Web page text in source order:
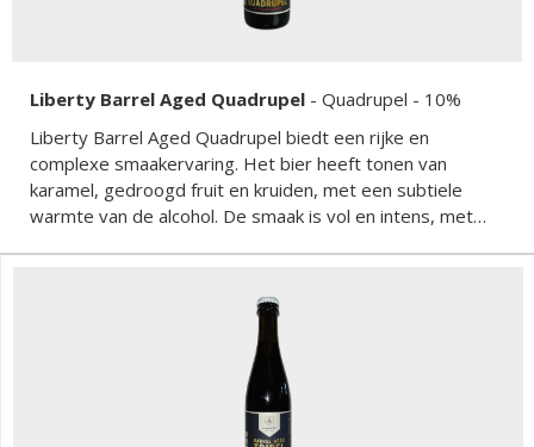
Liberty Barrel Aged Quadrupel - Quadrupel - 10%
Liberty Barrel Aged Quadrupel biedt een rijke en
complexe smaakervaring. Het bier heeft tonen van
karamel, gedroogd fruit en kruiden, met een subtiele
warmte van de alcohol. De smaak is vol en intens, met